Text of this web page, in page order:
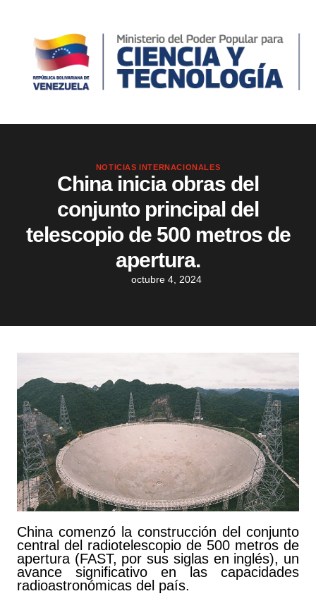
NOTICIAS INTERNACIONALES
China inicia obras del
conjunto principal del
telescopio de 500 metros de
apertura.
octubre 4, 2024
China comenzó la construcción del conjunto
central del radiotelescopio de 500 metros de
apertura (FAST, por sus siglas en inglés), un
avance significativo en las capacidades
radioastronómicas del país.